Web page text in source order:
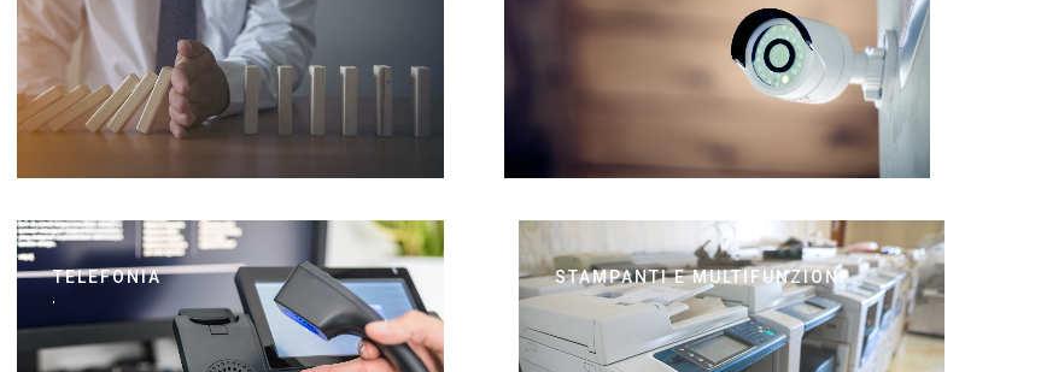
TELEFONIA STAMPANTI E MULTIFUNZIONI